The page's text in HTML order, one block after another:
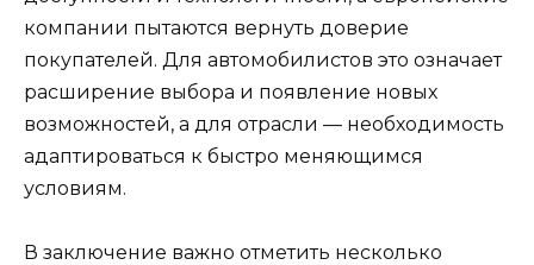
компании пытаются вернуть доверие
покупателей. Для автомобилистов это означает
расширение выбора и появление новых
возможностей, а для отрасли — необходимость
адаптироваться к быстро меняющимся
условиям.
В заключение важно отметить несколько